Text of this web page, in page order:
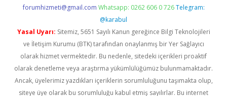
forumhizmeti@gmail.com Whatsapp: 0262 606 0 726 Telegram:
@karabul
Yasal Uyarı: Sitemiz, 5651 Sayılı Kanun gereğince Bilgi Teknolojileri
ve İletişim Kurumu (BTK) tarafından onaylanmış bir Yer Sağlayıcı
olarak hizmet vermektedir. Bu nedenle, sitedeki içerikleri proaktif
olarak denetleme veya araştırma yükümlülüğümüz bulunmamaktadır.
Ancak, üyelerimiz yazdıkları içeriklerin sorumluluğunu taşımakta olup,
siteye üye olarak bu sorumluluğu kabul etmiş sayılırlar. Bu internet